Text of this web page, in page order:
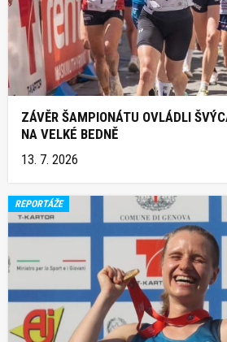
ZÁVĚR ŠAMPIONÁTU OVLÁDLI
NA VELKÉ BEDNĚ
13. 7. 2026
REPORTÁŽE